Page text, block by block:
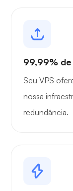
99,99%
Seu VPS
nossa
redundância.